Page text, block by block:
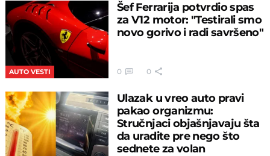
AUTO VESTI
Šef Ferrarija potvrdio spas
za V12 motor: "Testirali smo
novo gorivo i radi savršeno"
0 0
Ulazak u vreo auto pravi
pakao organizmu:
Stručnjaci objašnjavaju šta
da uradite pre nego što
sednete za volan